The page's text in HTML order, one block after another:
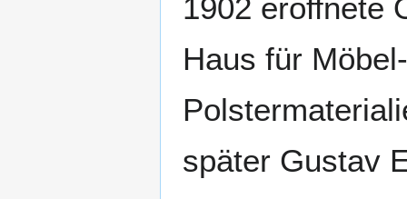
1902 eröffnete
Haus für
später Gustav